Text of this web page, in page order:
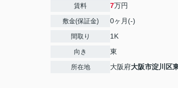
賃料 7万円
敷金(保証金) 0ヶ月(-)
間取り 1K
向き 東
所在地 大阪府大阪市淀川区